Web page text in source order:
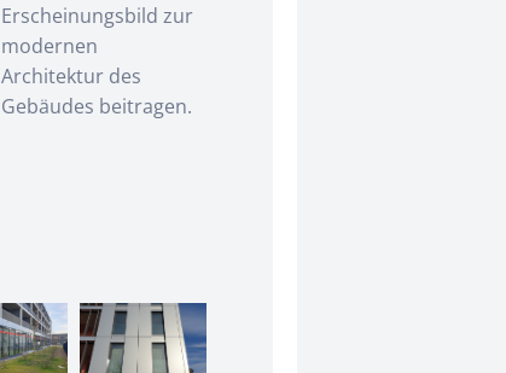
Erscheinungsbild zur
modernen
Architektur des
Gebäudes beitragen.